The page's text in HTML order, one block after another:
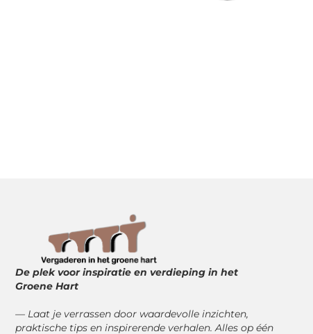
De plek voor inspiratie en verdieping in het
Groene Hart
— Laat je verrassen door waardevolle inzichten,
praktische tips en inspirerende verhalen. Alles op één